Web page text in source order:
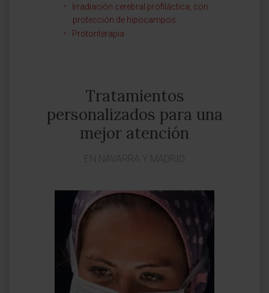
Irradiación cerebral profiláctica, con
protección de hipocampos
Protonterapia
Tratamientos
personalizados para una
mejor atención
EN NAVARRA Y MADRID